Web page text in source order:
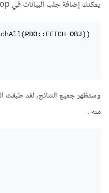
يمكنك إضافة جلب البيانات في loop هكذا
وستظهر جميع النتائج, لقد طبقت
منه .